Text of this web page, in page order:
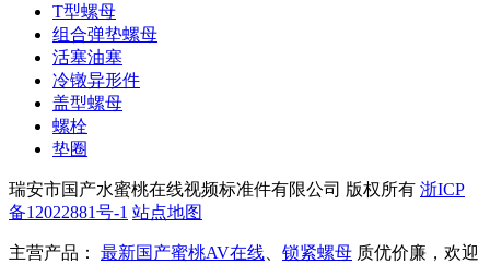
T型螺母
组合弹垫螺母
活塞油塞
冷镦异形件
盖型螺母
螺栓
垫圈
瑞安市国产水蜜桃在线视频标准件有限公司 版权所有 浙ICP
备12022881号-1 站点地图
主营产品： 最新国产蜜桃AV在线 锁紧螺母 质优价廉，欢迎